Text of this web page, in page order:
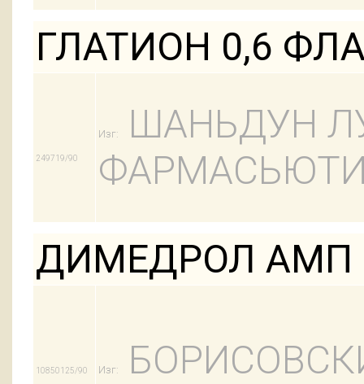
ГЛАТИОН 0,6
249719/90
Изг:
ШАНЬДУН
ДИМЕДРОЛ АМП
10850125/90 Изг: